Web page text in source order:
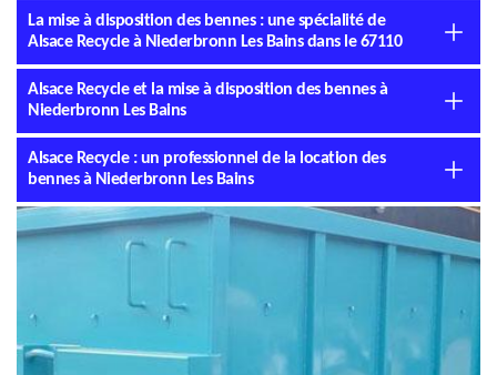
La mise à disposition des bennes : une spécialité de
Alsace Recycle à Niederbronn Les Bains dans le 67110
Alsace Recycle et la mise à disposition des bennes à
Niederbronn Les Bains
Alsace Recycle : un professionnel de la location des
bennes à Niederbronn Les Bains